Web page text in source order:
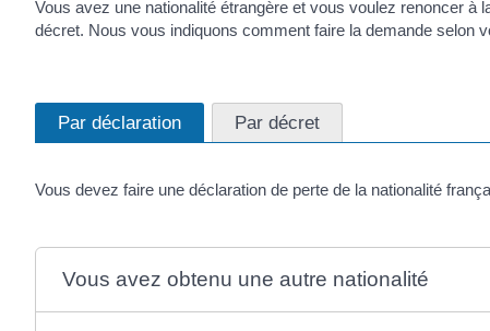
Vous avez une nationalité étrangère et vous voulez renoncer à
décret. Nous vous indiquons comment faire la demande selon
Par déclaration Par décret
Vous devez faire une déclaration de perte de la nationalité
Vous avez obtenu une autre nationalité